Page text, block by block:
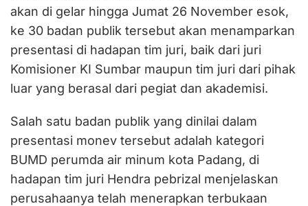
akan di gelar hingga Jumat 26 November esok,
ke 30 badan publik tersebut akan menamparkan
presentasi di hadapan tim juri, baik dari juri
Komisioner KI Sumbar maupun tim juri dari pihak
luar yang berasal dari pegiat dan akademisi.
Salah satu badan publik yang dinilai dalam
presentasi monev tersebut adalah kategori
BUMD perumda air minum kota Padang, di
hadapan tim juri Hendra pebrizal menjelaskan
perusahaanya telah menerapkan terbukaan